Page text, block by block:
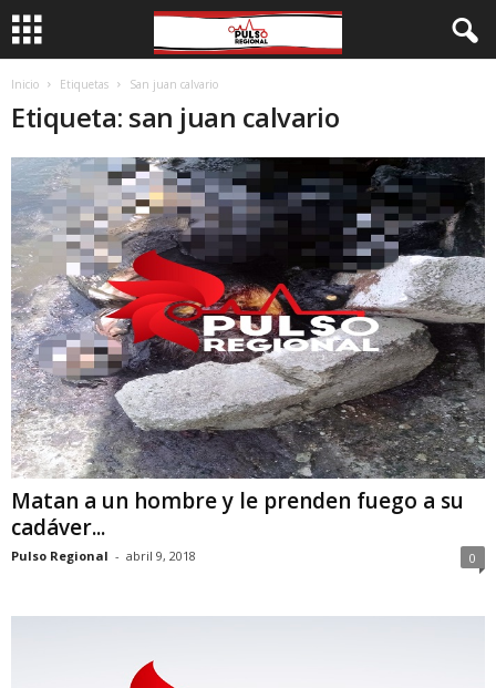
Inicio Etiquetas San juan calvario
Etiqueta: san juan calvario
Matan a un hombre y le prenden fuego a su
cadáver...
Pulso Regional - abril 9, 2018 0